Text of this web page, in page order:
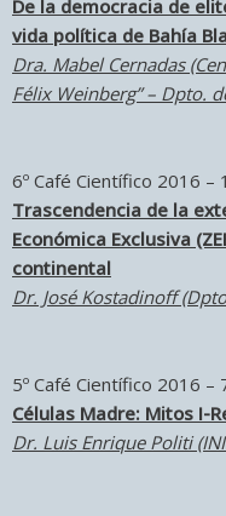
De la democracia de
vida política de Bahía
Dra. Mabel Cernadas
Félix Weinberg” – Dpto.
6º Café Científico 2016
Trascendencia de la
Económica Exclusiva
continental
Dr. José Kostadinoff
5º Café Científico 2016 –
Células Madre: Mitos I-
Dr. Luis Enrique Politi